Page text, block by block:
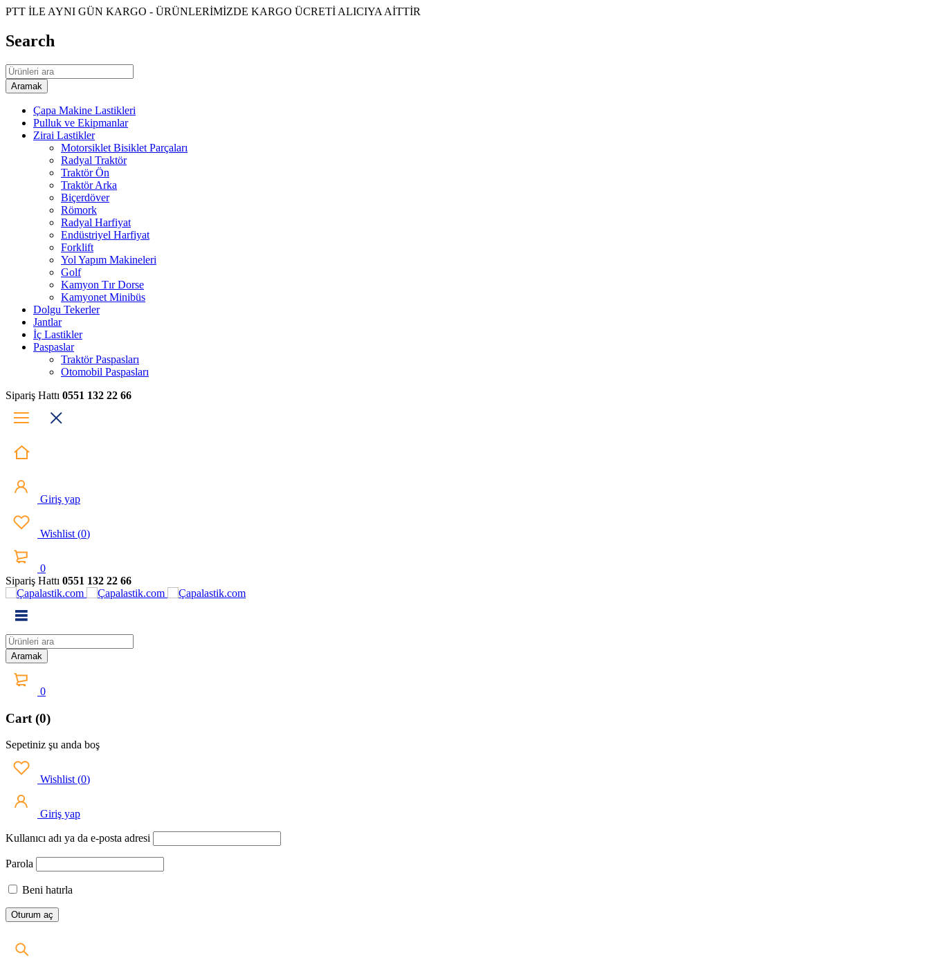
PTT İLE AYNI GÜN KARGO - ÜRÜNLERİMİZDE KARGO ÜCRETİ ALICIYA AİTTİR
Search
Çapa Makine Lastikleri
Pulluk ve Ekipmanlar
Zirai Lastikler
Motorsiklet Bisiklet Parçaları
Radyal Traktör
Traktör Ön
Traktör Arka
Biçerdöver
Römork
Radyal Harfiyat
Endüstriyel Harfiyat
Forklift
Yol Yapım Makineleri
Golf
Kamyon Tır Dorse
Kamyonet Minibüs
Dolgu Tekerler
Jantlar
İç Lastikler
Paspaslar
Traktör Paspasları
Otomobil Paspasları
Sipariş Hattı 0551 132 22 66
Giriş yap
Wishlist (0)
0
Sipariş Hattı 0551 132 22 66
0
Cart (0)
Sepetiniz şu anda boş
Wishlist (0)
Giriş yap
Kullanıcı adı ya da e-posta adresi
Parola
Beni hatırla